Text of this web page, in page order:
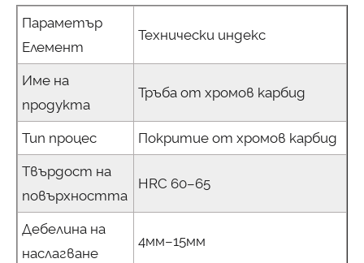
Параметър
Елемент
Технически индекс
Име на
продукта
Тръба от хромов карбид
Тип процес Покритие от хромов карбид
Твърдост на
повърхността
HRC 60–65
Дебелина на
наслагване
4мм–15мм